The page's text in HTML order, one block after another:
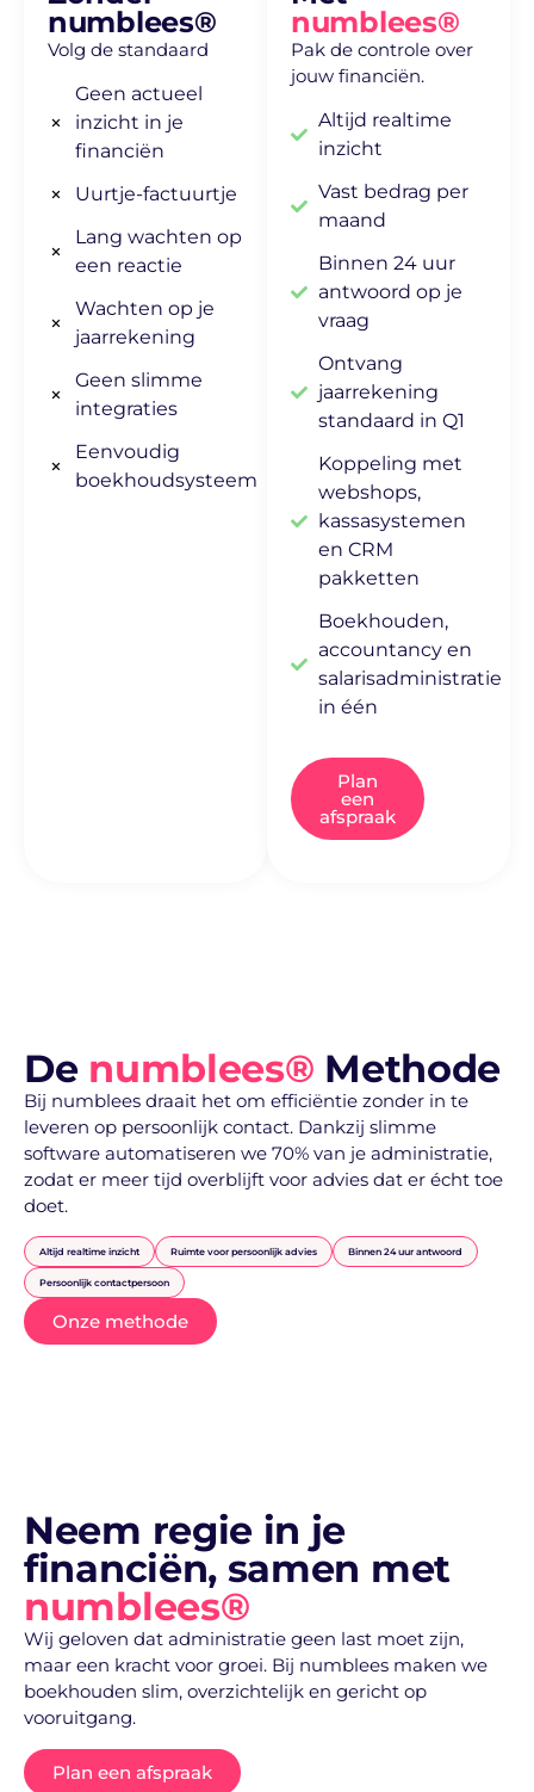
Toch stopt het daar niet. Want waar veel
accountantskantoren nog steeds
vasthouden aan oude structuren, zet
numblees® juist in op wat er wél mogelijk is.
Door processen te automatiseren, komt er
tijd vrij. Geen tijd die we vullen met meer
spreadsheets, maar tijd die we investeren in
jou.
Bij numblees® draait accountancy niet meer
alleen om cijfers, maar om mensen. We
gebruiken technologie om de administratie
logisch en eenvoudig te maken – zodat jij
snapt waar je staat en waar je naartoe kunt.
En zodra je een vraag hebt? Dan zijn we er.
Snel, persoonlijk en met aandacht.
Wij zijn geen standaard accountantskantoor.
Wij zijn een frisse generatie financiële
specialisten. We bouwen aan een nieuwe
vorm van samenwerking: één die draait om
vertrouwen, overzicht en échte verbinding.
De toekomst van accountancy is er al. En bij
numblees® begint die met jou.
numblees®
Volg de standaard
Geen actueel
inzicht in je
financiën
Uurtje-factuurtje
Lang wachten op
een reactie
Wachten op je
jaarrekening
Geen slimme
integraties
Eenvoudig
boekhoudsysteem
numblees®
Pak de controle over
jouw financiën.
Altijd realtime
inzicht
Vast bedrag per
maand
Binnen 24 uur
antwoord op je
vraag
Ontvang
jaarrekening
standaard in Q1
Koppeling met
webshops,
kassasystemen
en CRM
pakketten
Boekhouden,
accountancy en
salarisadministratie
in één
Plan
een
afspraak
De numblees® Methode
Bij numblees draait het om efficiëntie zonder in te
leveren op persoonlijk contact. Dankzij slimme
software automatiseren we 70% van je administratie,
zodat er meer tijd overblijft voor advies dat er écht toe
doet.
Altijd realtime inzicht Ruimte voor persoonlijk advies Binnen 24 uur antwoord
Persoonlijk contactpersoon
Onze methode
Neem regie in je
financiën, samen met
numblees®
Wij geloven dat administratie geen last moet zijn,
maar een kracht voor groei. Bij numblees maken we
boekhouden slim, overzichtelijk en gericht op
vooruitgang.
Plan een afspraak